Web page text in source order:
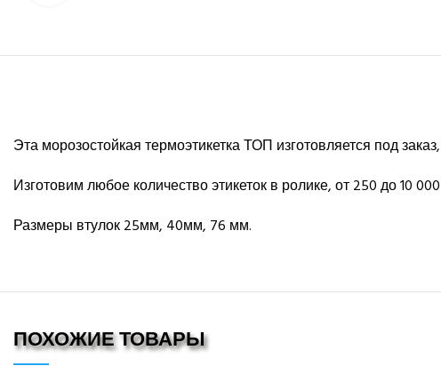
Эта морозостойкая термоэтикетка ТОП изготовляется под
Изготовим любое количество этикеток в ролике, от 250 до 10
Размеры втулок 25мм, 40мм, 76 мм.
ПОХОЖИЕ ТОВАРЫ